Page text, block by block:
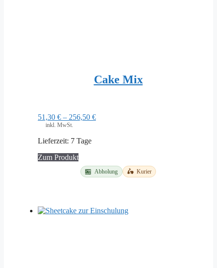
Cake Mix
51,30 € – 256,50 €
inkl. MwSt.
Lieferzeit: 7 Tage
Zum ProduktDieses
Produkt
weist
Die
🏪 Abholung 🛵 Kurier